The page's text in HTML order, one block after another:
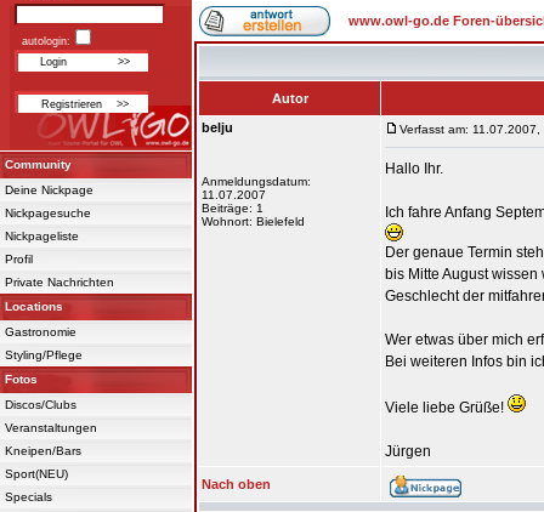
autologin:
Community
Deine Nickpage
Nickpagesuche
Nickpageliste
Profil
Private Nachrichten
Locations
Gastronomie
Styling/Pflege
Fotos
Discos/Clubs
Veranstaltungen
Kneipen/Bars
Sport(NEU)
Specials
www.owl-go.de Foren-
Autor
belju
Anmeldungsdatum:
11.07.2007
Beiträge: 1
Wohnort: Bielefeld
Verfasst am: 11.07.2007,
Hallo Ihr.
Ich fahre Anfang
Der genaue Termin
bis Mitte August
Geschlecht der
Wer etwas über mich
Bei weiteren Infos bin
Viele liebe Grüße!
Jürgen
Nach oben